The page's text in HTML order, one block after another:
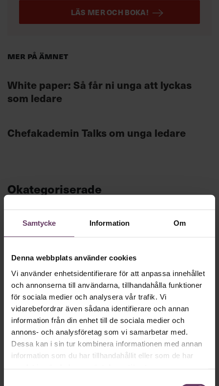
Samtycke Information Om
Denna webbplats använder cookies
Vi använder enhetsidentifierare för att anpassa innehållet
och annonserna till användarna, tillhandahålla funktioner
för sociala medier och analysera vår trafik. Vi
vidarebefordrar även sådana identifierare och annan
information från din enhet till de sociala medier och
annons- och analysföretag som vi samarbetar med.
Dessa kan i sin tur kombinera informationen med annan
information som du har tillhandahållit eller som de har
Mer på ämnet
White paper: Så får ni unga att lyckas
som ledare
Chefakademin Talks om unga ledare
LÄS MER OCH BOKA!
Okategoriserade
Annonssamarbete:
Chef + Winningtemp
Delta i Chefbarometern 2026
ledare